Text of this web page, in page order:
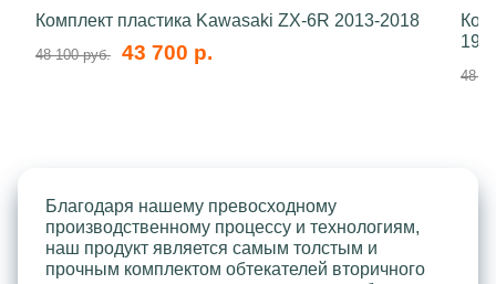
Комплект пластика Kawasaki ZX-6R 2013-2018
48 100 руб. 43 700 р.
48
Благодаря нашему превосходному
производственному процессу и технологиям,
наш продукт является самым толстым и
прочным комплектом обтекателей вторичного